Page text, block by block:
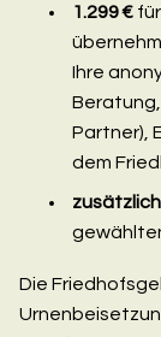
1.299 €
Ihre
Partner),
dem
Die